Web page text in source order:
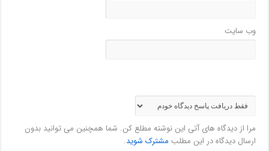
وب‌ سایت
مرا از دیدگاه های آتی این نوشته مطلع کن. شما همچنین می توانید بدون
ارسال دیدگاه در این مطلب مشترک شوید.